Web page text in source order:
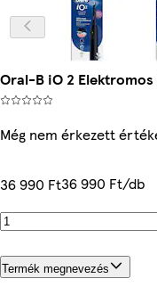
Oral-B iO 2
Még nem érkezett
36 990 Ft36 990 Ft/db
Termék megnevezés